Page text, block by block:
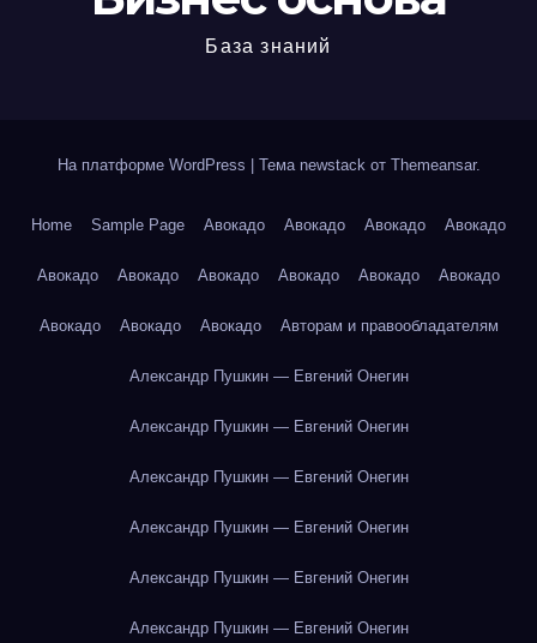
База знаний
На платформе WordPress Тема newstack от Themeansar.
Home Sample Page Авокадо Авокадо Авокадо Авокадо
Авокадо Авокадо Авокадо Авокадо Авокадо Авокадо
Авокадо Авокадо Авокадо Авторам и правообладателям
Александр Пушкин — Евгений Онегин
Александр Пушкин — Евгений Онегин
Александр Пушкин — Евгений Онегин
Александр Пушкин — Евгений Онегин
Александр Пушкин — Евгений Онегин
Александр Пушкин — Евгений Онегин